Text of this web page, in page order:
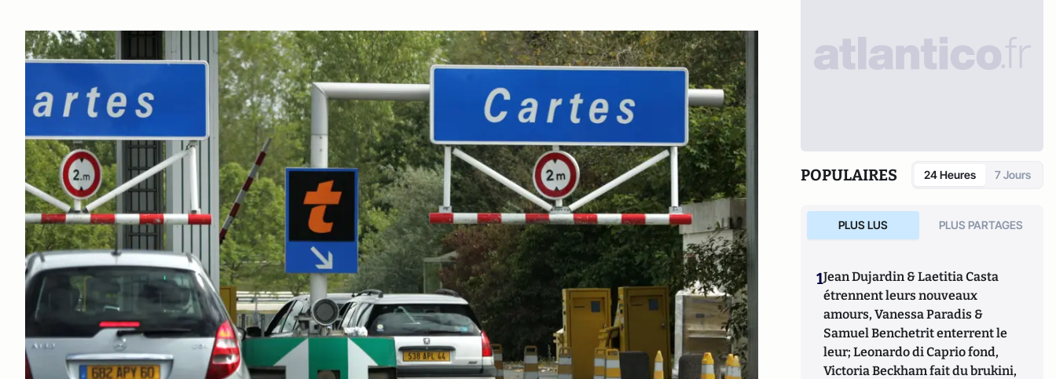
POPULAIRES 24 Heures 7 Jours
PLUS LUS PLUS PARTAGES
1Jean Dujardin & Laetitia Casta
étrennent leurs nouveaux
amours, Vanessa Paradis &
Samuel Benchetrit enterrent le
leur; Leonardo di Caprio fond,
Victoria Beckham fait du brukini,